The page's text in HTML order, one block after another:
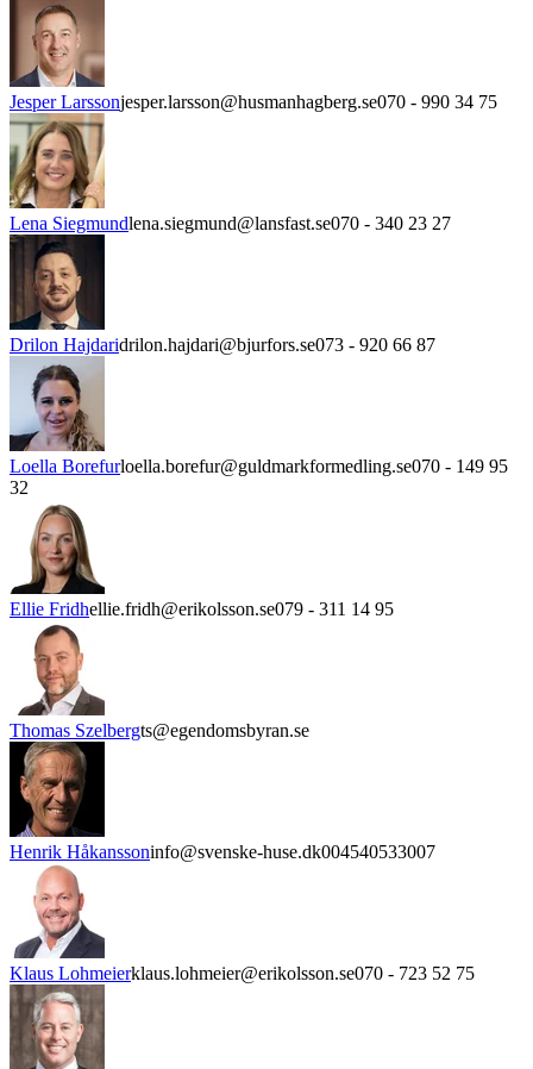
Jesper Larssonjesper.larsson@husmanhagberg.se070 - 990 34 75
Lena Siegmundlena.siegmund@lansfast.se070 - 340 23 27
Drilon Hajdaridrilon.hajdari@bjurfors.se073 - 920 66 87
Loella Borefurloella.borefur@guldmarkformedling.se070 - 149 95
32
Ellie Fridhellie.fridh@erikolsson.se079 - 311 14 95
Thomas Szelbergts@egendomsbyran.se
Henrik Håkanssoninfo@svenske-huse.dk004540533007
Klaus Lohmeierklaus.lohmeier@erikolsson.se070 - 723 52 75